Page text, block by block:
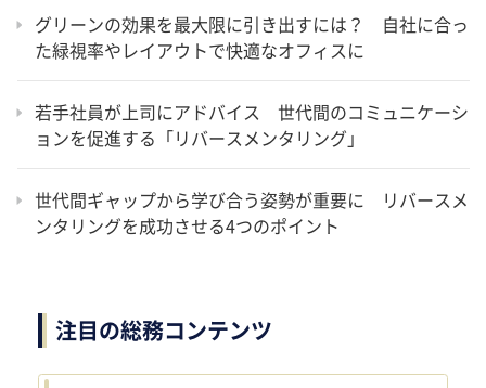
グリーンの効果を最大限に引き出すには？ 自社に合っ
た緑視率やレイアウトで快適なオフィスに
若手社員が上司にアドバイス 世代間のコミュニケーシ
ョンを促進する「リバースメンタリング」
世代間ギャップから学び合う姿勢が重要に リバースメ
ンタリングを成功させる4つのポイント
注目の総務コンテンツ